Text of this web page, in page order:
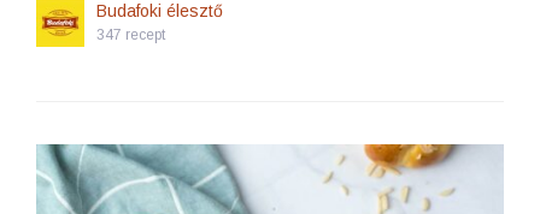
Budafoki élesztő
347 recept